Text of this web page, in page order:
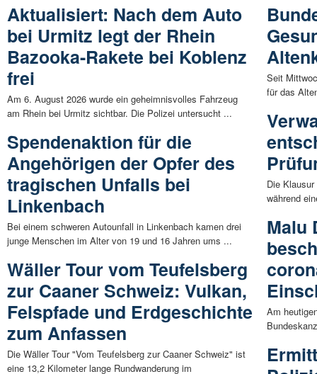
Aktualisiert: Nach dem Auto
bei Urmitz legt der Rhein
Bazooka-Rakete bei Koblenz
frei
Am 6. August 2026 wurde ein geheimnisvolles Fahrzeug
am Rhein bei Urmitz sichtbar. Die Polizei untersucht ...
Spendenaktion für die
Angehörigen der Opfer des
tragischen Unfalls bei
Linkenbach
Bei einem schweren Autounfall in Linkenbach kamen drei
junge Menschen im Alter von 19 und 16 Jahren ums ...
Wäller Tour vom Teufelsberg
zur Caaner Schweiz: Vulkan,
Felspfade und Erdgeschichte
zum Anfassen
Die Wäller Tour "Vom Teufelsberg zur Caaner Schweiz" ist
eine 13,2 Kilometer lange Rundwanderung im
Seit
für das
Die
während
Malu
Am